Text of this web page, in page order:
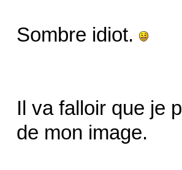
Sombre idiot.
Il va falloir que je
de mon image.